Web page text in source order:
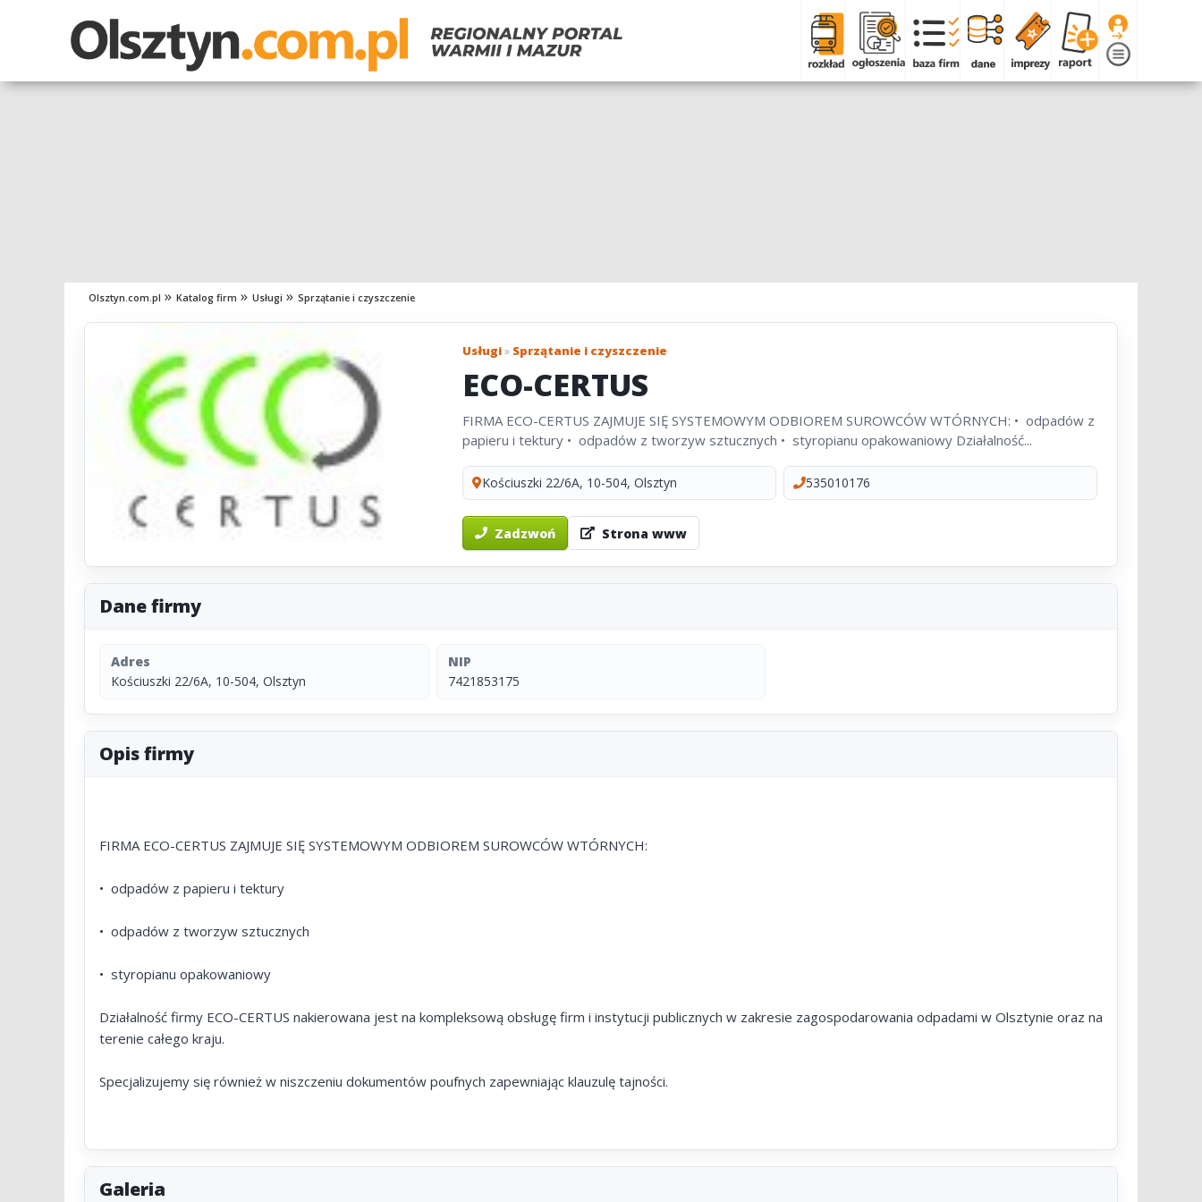
Olsztyn.com.pl Katalog firm Usługi Sprzątanie i czyszczenie
Usługi» Sprzątanie i czyszczenie
ECO-CERTUS
FIRMA ECO-CERTUS ZAJMUJE SIĘ SYSTEMOWYM ODBIOREM SUROWCÓW WTÓRNYCH: • odpadów z
papieru i tektury • odpadów z tworzyw sztucznych • styropianu opakowaniowy Działalność...
Kościuszki 22/6A, 10-504, Olsztyn 535010176
Zadzwoń Strona www
Dane firmy
Adres
Kościuszki 22/6A, 10-504, Olsztyn
NIP
7421853175
Opis firmy
FIRMA ECO-CERTUS ZAJMUJE SIĘ SYSTEMOWYM ODBIOREM SUROWCÓW WTÓRNYCH:
• odpadów z papieru i tektury
• odpadów z tworzyw sztucznych
• styropianu opakowaniowy
Działalność firmy ECO-CERTUS nakierowana jest na kompleksową obsługę firm i instytucji publicznych w zakresie zagospodarowania odpadami w Olsztynie oraz na
terenie całego kraju.
Specjalizujemy się również w niszczeniu dokumentów poufnych zapewniając klauzulę tajności.
Galeria